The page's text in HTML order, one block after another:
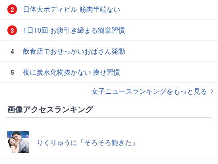
2 日体大ボディビル 筋肉半端ない
3 1日10回 お腹引き締まる簡単習慣
4 飲食店でおせっかいおばさん発動
5
夜に炭水化物抜かない 痩せ習慣
女子ニュースランキングをもっと見る
画像アクセスランキング
りくりゅうに「そろそろ飽きた」